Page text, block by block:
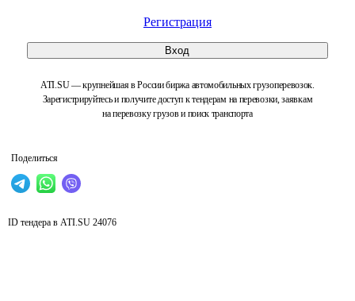
Регистрация
Вход
ATI.SU — крупнейшая в России биржа автомобильных грузоперевозок.
Зарегистрируйтесь и получите доступ к тендерам на перевозки, заявкам
на перевозку грузов и поиск транспорта
Поделиться
ID тендера в ATI.SU 24076